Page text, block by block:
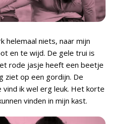
helemaal niets, naar mijn
en te wijd. De gele trui is
rode jasje heeft een beetje
ziet op een gordijn. De
ik wel erg leuk. Het korte
vinden in mijn kast.